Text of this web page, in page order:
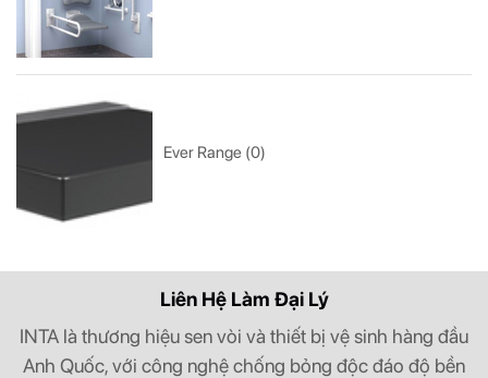
Ever Range (0)
Liên Hệ Làm Đại Lý
INTA là thương hiệu sen vòi và thiết bị vệ sinh hàng đầu
Anh Quốc, với công nghệ chống bỏng độc đáo độ bền